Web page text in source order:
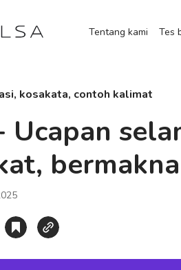
Tentang kami Tes
kosakata, contoh kalimat
Ucapan